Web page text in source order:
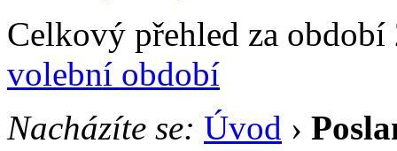
Celkový přehled za
volební období
Nacházíte se: Úvod ›